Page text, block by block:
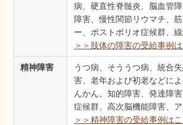
病、硬直性脊髄炎、脳血管
障害、慢性関節リウマチ、
ー、ポストポリオ症候群、
＞＞肢体の障害の受給事例
精神障害
うつ病、そううつ病、統合
害、老年および初老などに
んかん、知的障害、発達障
症候群、高次脳機能障害、
＞＞精神障害の受給事例は